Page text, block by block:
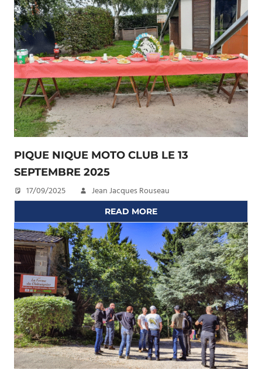
PIQUE NIQUE MOTO CLUB LE 13
SEPTEMBRE 2025
17/09/2025 Jean Jacques Rouseau
READ MORE